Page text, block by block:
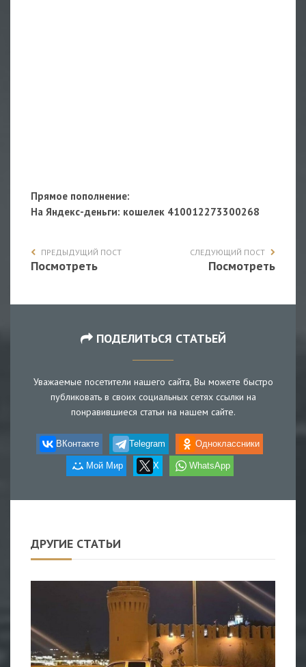
Прямое пополнение:
На Яндекс-деньги: кошелек 410012273300268
ПРЕДЫДУЩИЙ ПОСТ
Посмотреть
СЛЕДУЮЩИЙ ПОСТ
Посмотреть
ПОДЕЛИТЬСЯ СТАТЬЕЙ
Уважаемые посетители нашего сайта, Вы можете быстро
публиковать в своих социальных сетях ссылки на
понравившиеся статьи на нашем сайте.
ВКонтакте Telegram Одноклассники
Мой Мир X WhatsApp
ДРУГИЕ СТАТЬИ